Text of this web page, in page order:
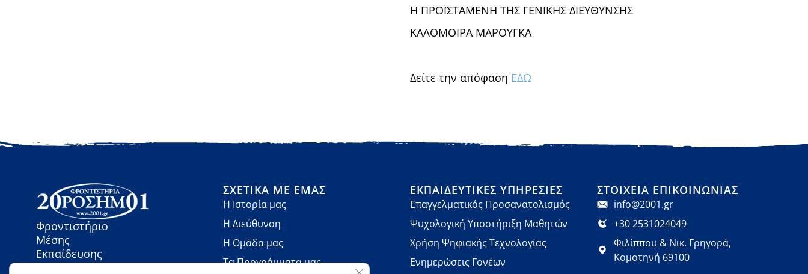
Η ΠΡΟΪΣΤΑΜΕΝΗ ΤΗΣ ΓΕΝΙΚΗΣ ΔΙΕΥΘΥΝΣΗΣ
ΚΑΛΟΜΟΙΡΑ ΜΑΡΟΥΓΚΑ
Δείτε την απόφαση ΕΔΩ
Φροντιστήριο
Μέσης
Εκπαίδευσης
ΣΧΕΤΙΚΆ ΜΕ ΕΜΆΣ
Η Ιστορία μας
Η Διεύθυνση
Η Ομάδα μας
Τα Προγράμματα μας
ΕΚΠΑΙΔΕΥΤΙΚΈΣ ΥΠΗΡΕΣΊΕΣ
Επαγγελματικός Προσανατολισμός
Ψυχολογική Υποστήριξη Μαθητών
Χρήση Ψηφιακής Τεχνολογίας
Ενημερώσεις Γονέων
ΣΤΟΙΧΕΊΑ ΕΠΙΚΟΙΝΩΝΊΑΣ
info@2001.gr
+30 2531024049
Φιλίππου & Νικ. Γρηγορά,
Κομοτηνή 69100
Κλείσιμο του Cookie banner για το GDPR